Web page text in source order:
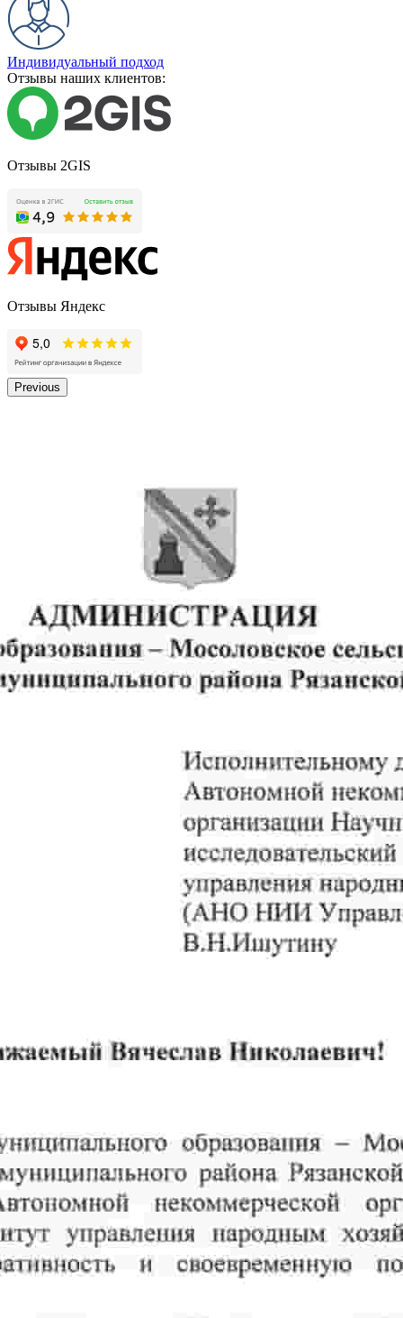
Индивидуальный подход
Отзывы наших клиентов:
Отзывы 2GIS
Отзывы Яндекс
Previous